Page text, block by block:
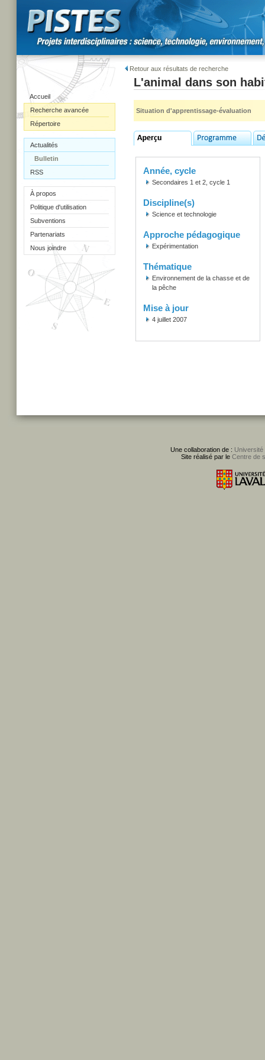
Accueil
Recherche avancée
Répertoire
Actualités
Bulletin
RSS
À propos
Politique d'utilisation
Subventions
Partenariats
Nous joindre
Retour aux résultats de recherche
L'animal dans son
Situation d'apprentissage-évaluation
Année, cycle
Secondaires 1 et 2, cycle 1
Discipline(s)
Science et technologie
Approche pédagogique
Expérimentation
Thématique
Environnement de la chasse et de
la pêche
Mise à jour
4 juillet 2007
Une collaboration de : Université
Site réalisé par le Centre de